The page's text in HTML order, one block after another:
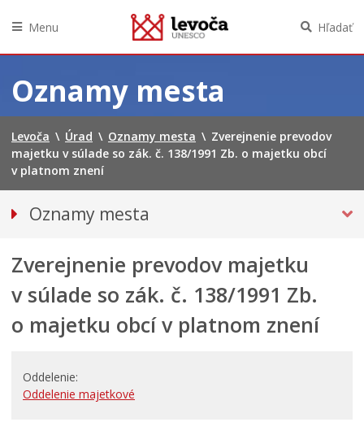
obsah
Menu Hľadať
Oznamy mesta
Levoča \ Úrad \ Oznamy mesta \ Zverejnenie prevodov
majetku v súlade so zák. č. 138/1991 Zb. o majetku obcí
v platnom znení
Oznamy mesta
Bezpečnosť
Doprava, údržba komunikácií
Kultúra, šport a propagácia
RODINA, ŽIVOT, BÝVANIE
Zverejnenie prevodov majetku
v súlade so zák. č. 138/1991 Zb.
o majetku obcí v platnom znení
Oddelenie
Oddelenie majetkové